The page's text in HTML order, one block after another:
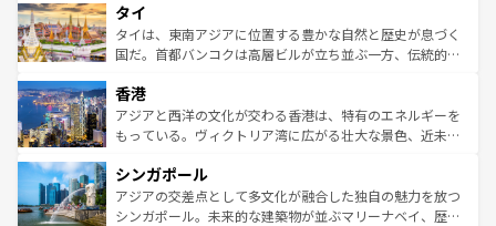
リティに包まれながら、韓国の多彩な魅力を心ゆくまで味
わってみてほしい。 なお、新着の韓国情報はコンテンツ一
覧を参照してほしい。
急速な発展と共に伝統が息づく。ハノイの古い町並みやホ
ーチミン市のフランス統治時代の建物も、独特の雰囲気を
醸し出している。また、バラエティの豊かさとおいしさで
とつ。フォーやバインミー、ベトナムコーヒーなどは、ぜ
ひ現地で味わいたい。どの地域を訪れてもあたたかい人々
が旅行者を迎えてくれるので、きっと忘れられない旅にな
参照してほしい。
タイ
タイは、東南アジアに位置する豊かな自然と歴史が息づく
国だ。首都バンコクは高層ビルが立ち並ぶ一方、伝統的な
の活気が交差している。北部ではチェンマイなどの山岳地
帯で自然と触れ合い、南部ではプーケットやクラビの美し
いビーチでリゾート気分を楽しむことができる。タイ料理
激する。気候は一年中温暖で、どの季節にも異なる楽しみ
が待っている。親しみやすいタイの人々、仏教を中心とし
た文化、そして多様な観光資源が、訪れる旅人を魅了し続
香港
アジアと西洋の文化が交わる香港は、特有のエネルギーを
もっている。ヴィクトリア湾に広がる壮大な景色、近未来
み、どこを訪れても感動するはず。観光スポットが密集し
ており、効率よく見どころを回れるのも魅力。息をのむよ
うな絶景から文化的な体験まで、香港を存分に楽しみ尽く
シンガポール
アジアの交差点として多文化が融合した独自の魅力を放つ
シンガポール。未来的な建築物が並ぶマリーナベイ、歴史